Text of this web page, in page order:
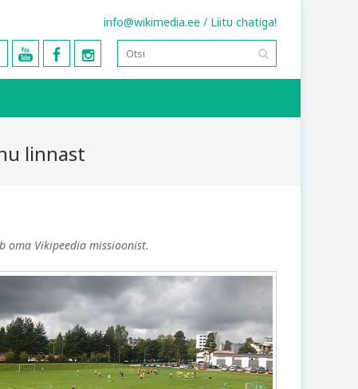
info@wikimedia.ee / Liitu chatiga!
linnast
oma Vikipeedia missioonist.